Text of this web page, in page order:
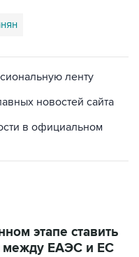
ленту
новостей сайта
в официальном
этапе ставить
ЕАЭС и ЕС